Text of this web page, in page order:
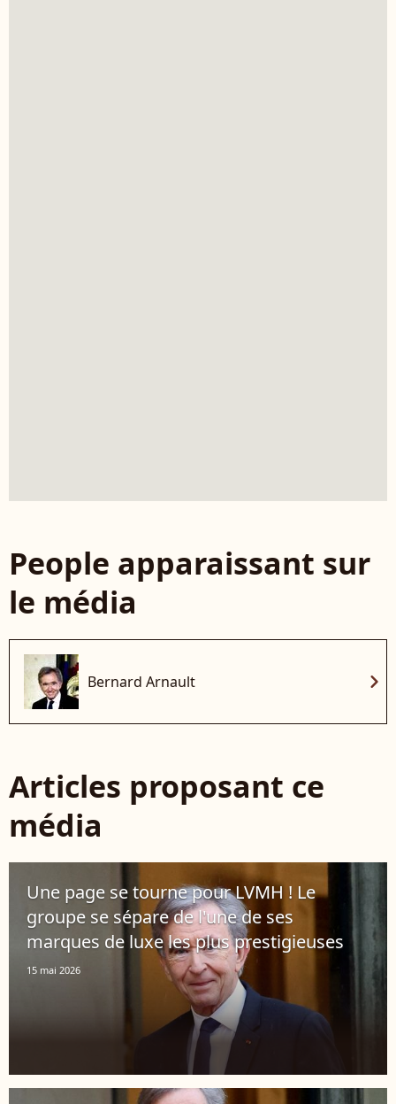
People apparaissant sur
le média
Bernard Arnault chevron_right
Articles proposant ce
média
Une page se tourne pour LVMH ! Le
groupe se sépare de l'une de ses
marques de luxe les plus prestigieuses
15 mai 2026